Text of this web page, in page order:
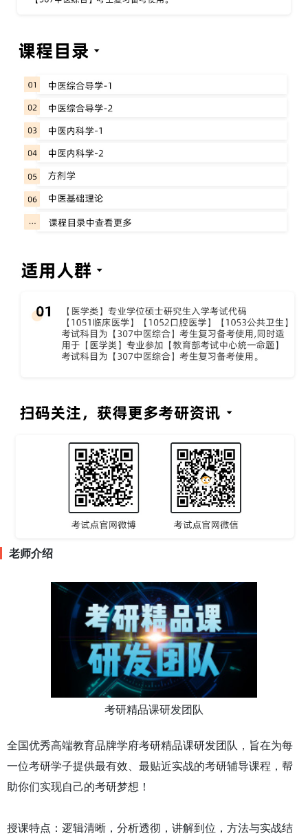
老师介绍
考研精品课研发团队
全国优秀高端教育品牌学府考研精品课研发团队，旨在为每
一位考研学子提供最有效、最贴近实战的考研辅导课程，帮
助你们实现自己的考研梦想！
授课特点：逻辑清晰，分析透彻，讲解到位，方法与实战结